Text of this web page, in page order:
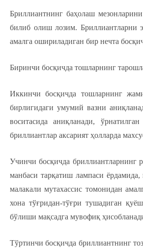
Бриллиантнинг баҳолаш
билиб олиш лозим. Бриллиантларни
амалга ошириладиган бир нечта
Биринчи босқичда тошларнинг
Иккинчи босқичда тошларнинг
бирлигидаги умумий вазни
воситасида аниқланади,
бриллиантлар аксарият ҳолларда
Учинчи босқичда бриллиантларнинг
манбаси тарқатиш лампаси
малакали мутахассис томонидан
хона тўғридан-тўғри тушадиган
бўлиши мақсадга мувофиқ
Тўртинчи босқичда бриллиантнинг